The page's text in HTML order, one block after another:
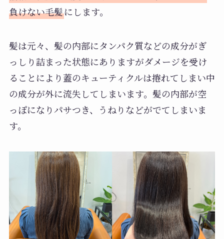
負けない毛髪にします。
髪は元々、髪の内部にタンパク質などの成分がぎ
っしり詰まった状態にありますがダメージを受け
ることにより蓋のキューティクルは捲れてしまい中
の成分が外に流失してしまいます。髪の内部が空
っぽになりパサつき、うねりなどがでてしまいま
す。